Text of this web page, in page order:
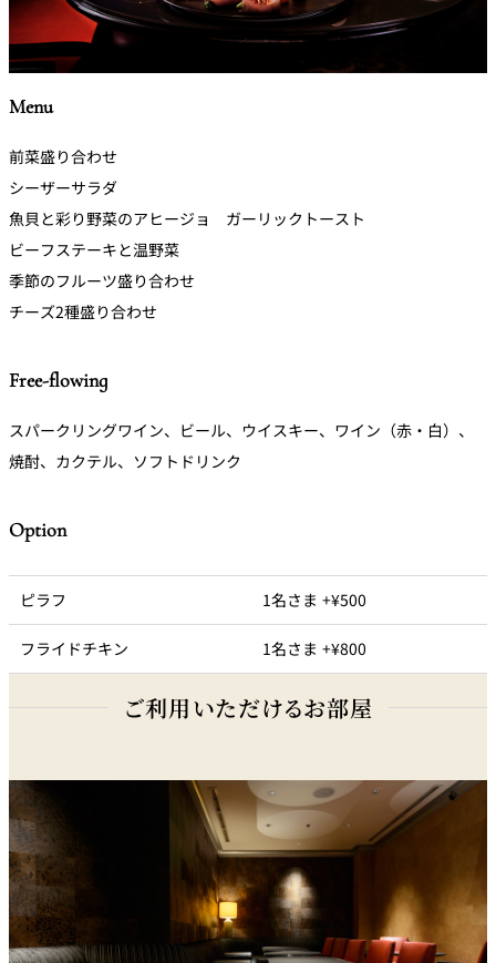
Menu
前菜盛り合わせ
シーザーサラダ
魚貝と彩り野菜のアヒージョ ガーリックトースト
ビーフステーキと温野菜
季節のフルーツ盛り合わせ
チーズ2種盛り合わせ
Free-flowing
スパークリングワイン、ビール、ウイスキー、ワイン（赤・白）、
焼酎、カクテル、ソフトドリンク
Option
ピラフ 1名さま +¥500
フライドチキン 1名さま +¥800
ご利用いただけるお部屋